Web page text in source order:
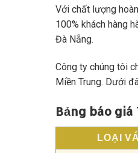
Với chất lượng
100% khách hàng
Đà Nẵng.
Công ty chúng tôi
Miền Trung. Dưới
Bảng báo giá
LOẠI